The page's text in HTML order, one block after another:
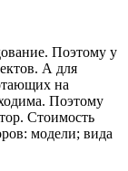
Поэтому у
А для
на
Поэтому
Стоимость
модели; вида